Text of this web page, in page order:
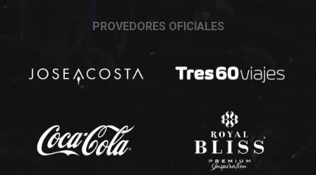
PROVEDORES OFICIALES